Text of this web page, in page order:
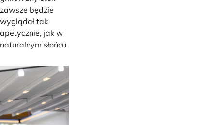
zawsze będzie
wyglądał tak
apetycznie, jak w
naturalnym słońcu.